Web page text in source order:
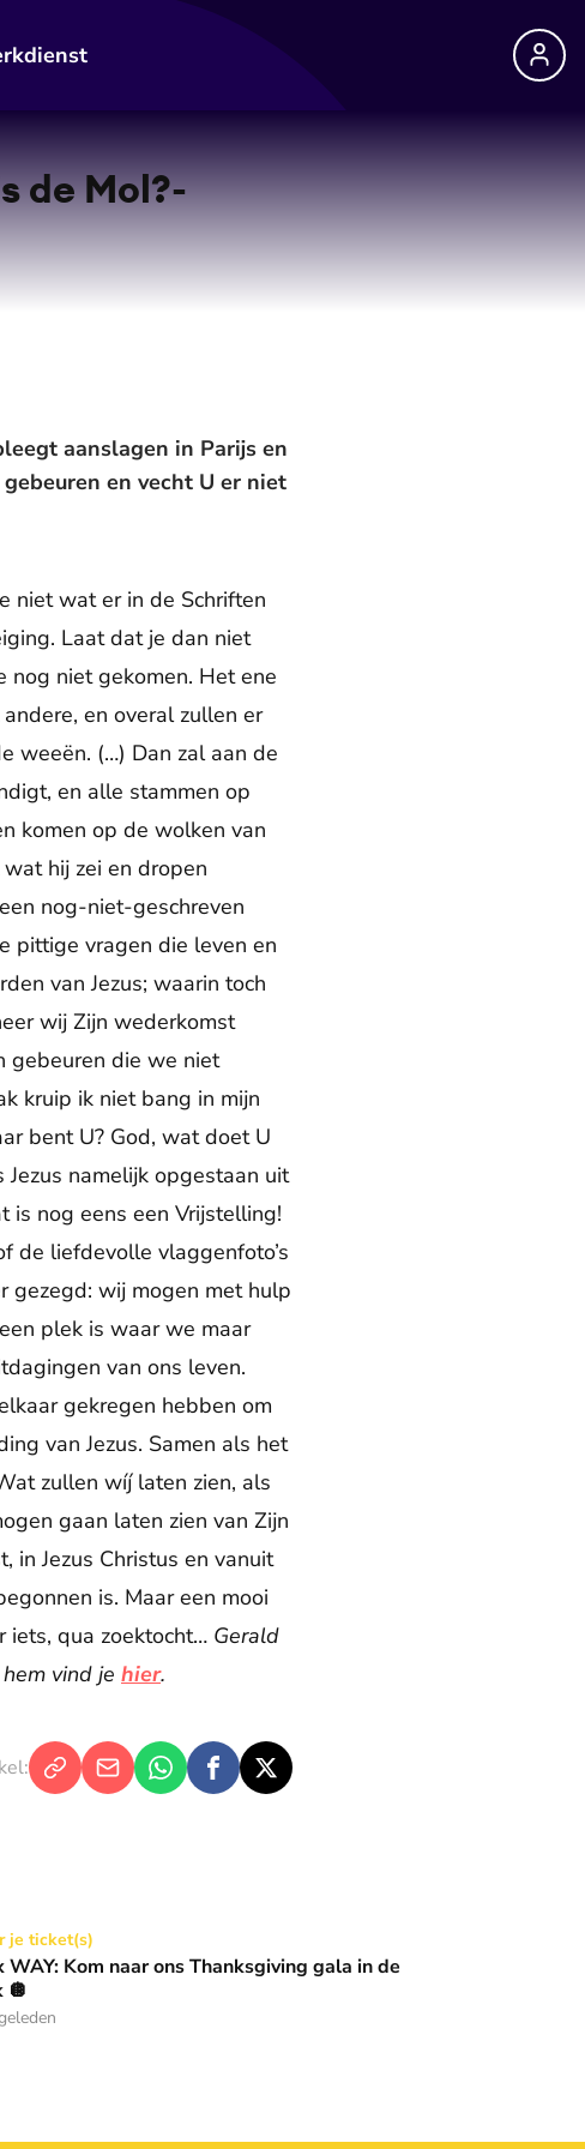
de Mol?-
aanslagen in Parijs en
en vecht U er niet
niet wat er in de Schriften
Laat dat je dan niet
nog niet gekomen. Het ene
en overal zullen er
weeën. (…) Dan zal aan de
en alle stammen op
komen op de wolken van
wat hij zei en dropen
nog-niet-geschreven
pittige vragen die leven en
van Jezus; waarin toch
wij Zijn wederkomst
gebeuren die we niet
kruip ik niet bang in mijn
bent U? God, wat doet U
namelijk opgestaan uit
is nog eens een Vrijstelling!
de liefdevolle vlaggenfoto’s
gezegd: wij mogen met hulp
plek is waar we maar
van ons leven.
gekregen hebben om
van Jezus. Samen als het
zullen wíj laten zien, als
gaan laten zien van Zijn
in Jezus Christus en vanuit
is. Maar een mooi
iets, qua zoektocht… Gerald
vind je hier.
ons Thanksgiving gala in de Basiliek 🪩
je ticket(s)
WAY: Kom naar ons Thanksgiving gala in de
🪩